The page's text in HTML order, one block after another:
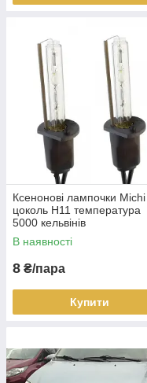
Ксенонові лампочки Michi
цоколь H11 температура
5000 кельвінів
В наявності
8 ₴/пара
Купити